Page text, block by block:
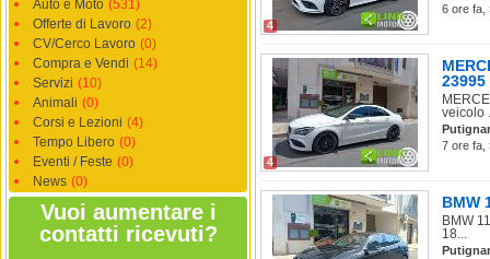
Auto e Moto (531)
Offerte di Lavoro (2)
CV/Cerco Lavoro (0)
Compra e Vendi (14)
Servizi (10)
Animali (0)
Corsi e Lezioni (4)
Tempo Libero (0)
Eventi / Feste (0)
News (0)
Vuoi aumentare i
contatti ricevuti?
4
6 ore fa,
4
23995
veicolo
7 ore fa,
BMW
BMW
18...